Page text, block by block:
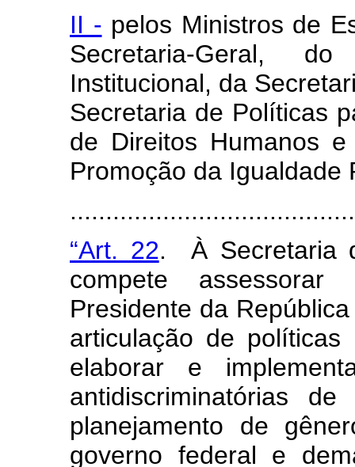
II - pelos Ministros de
Secretaria-Geral,
Institucional, da
Secretaria de Políticas
de Direitos Humanos
Promoção da Igualdade
...........
“Art. 22. À Secretaria
compete
Presidente da
articulação de
elaborar e
antidiscriminatórias
planejamento de
governo federal e